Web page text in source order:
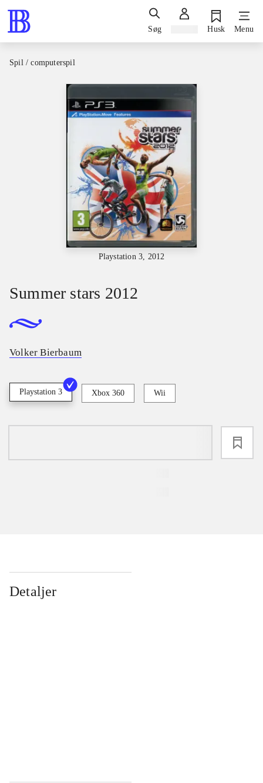
Søg Husk Menu
Spil / computerspil
Playstation 3, 2012
Summer stars 2012
Volker Bierbaum
Playstation 3 Xbox 360 Wii
Detaljer